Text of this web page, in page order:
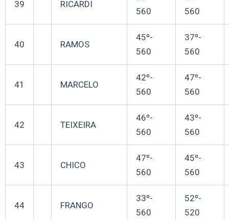
39 RICARDI
560
560
40 RAMOS
45º-
560
37º-
560
41 MARCELO
42º-
560
47º-
560
42 TEIXEIRA
46º-
560
43º-
560
43 CHICO
47º-
560
45º-
560
44 FRANGO
33º-
560
52º-
520